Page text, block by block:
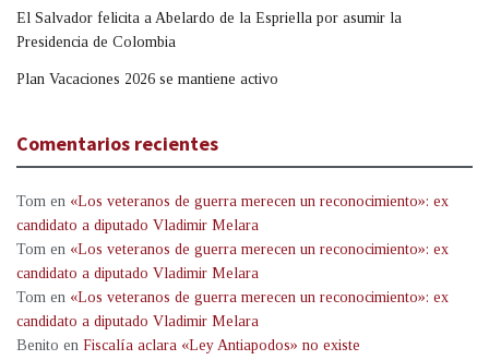
El Salvador felicita a Abelardo de la Espriella por asumir la
Presidencia de Colombia
Plan Vacaciones 2026 se mantiene activo
Comentarios recientes
Tom en «Los veteranos de guerra merecen un reconocimiento»: ex
candidato a diputado Vladimir Melara
Tom en «Los veteranos de guerra merecen un reconocimiento»: ex
candidato a diputado Vladimir Melara
Tom en «Los veteranos de guerra merecen un reconocimiento»: ex
candidato a diputado Vladimir Melara
Benito en Fiscalía aclara «Ley Antiapodos» no existe